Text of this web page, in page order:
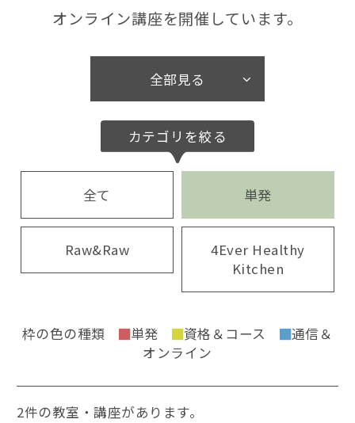
オンライン講座を開催しています。
全部見る
カテゴリを絞る
全て 単発
Raw&Raw
4Ever Healthy
Kitchen
枠の色の種類 単発 資格＆コース
通信＆
オンライン
2件の教室・講座があります。